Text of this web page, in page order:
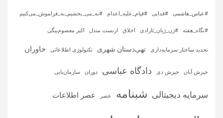
#عباس_هاشمی #فدایی #قیام_علیه_اعدام #نه_می_بخشیم_نه_فراموش_می‌کنیم
#نگاه_هفته #ژن_ژیان_ئازادی اخلاق ارنست مندل اکبر معصوم‌بیگی
تجدید ساختار سرمایه‌داری تهی‌دستان شهری تکنولوژی اطلاعاتی خاوران
خیزش آبان خیزش دی دادگاه عباسی دوران سازمان‌یابی
سرمایه‌ دیجیتالی شبنامه عصر عصر اطلاعات